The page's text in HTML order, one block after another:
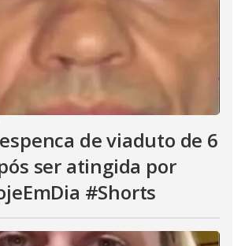
de viaduto de 6
ser atingida por
#Shorts